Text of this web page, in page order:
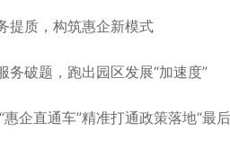
提质，构筑惠企新模式
务破题，跑出园区发展“加速度”
企直通车”精准打通政策落地“最